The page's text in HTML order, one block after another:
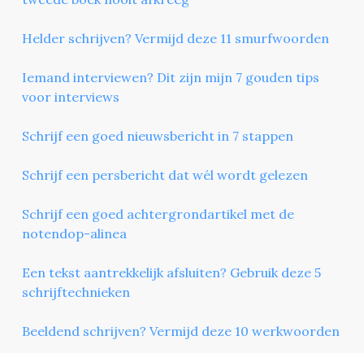
Helder schrijven? Vermijd deze 11 smurfwoorden
Iemand interviewen? Dit zijn mijn 7 gouden tips
voor interviews
Schrijf een goed nieuwsbericht in 7 stappen
Schrijf een persbericht dat wél wordt gelezen
Schrijf een goed achtergrondartikel met de
notendop-alinea
Een tekst aantrekkelijk afsluiten? Gebruik deze 5
schrijftechnieken
Beeldend schrijven? Vermijd deze 10 werkwoorden